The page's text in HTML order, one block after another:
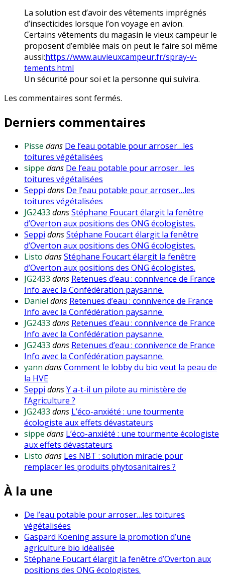
La solution est d’avoir des vêtements imprégnés
d’insecticides lorsque l’on voyage en avion.
Certains vêtements du magasin le vieux campeur le
proposent d’emblée mais on peut le faire soi même
aussi:https://www.auvieuxcampeur.fr/spray-v-
tements.html
Un sécurité pour soi et la personne qui suivira.
Les commentaires sont fermés.
Derniers commentaires
Pisse dans De l’eau potable pour arroser…les
toitures végétalisées
sippe dans De l’eau potable pour arroser…les
toitures végétalisées
Seppi dans De l’eau potable pour arroser…les
toitures végétalisées
JG2433 dansStéphane Foucart élargit la fenêtre
d’Overton aux positions des ONG écologistes.
Seppi dansStéphane Foucart élargit la fenêtre
d’Overton aux positions des ONG écologistes.
Listo dansStéphane Foucart élargit la fenêtre
d’Overton aux positions des ONG écologistes.
JG2433 dans Retenues d’eau : connivence de France
Info avec la Confédération paysanne.
Daniel dans Retenues d’eau : connivence de France
Info avec la Confédération paysanne.
JG2433 dans Retenues d’eau : connivence de France
Info avec la Confédération paysanne.
JG2433 dans Retenues d’eau : connivence de France
Info avec la Confédération paysanne.
yann dansComment le lobby du bio veut la peau de
la HVE
Seppi dansY a-t-il un pilote au ministère de
l’Agriculture ?
JG2433 dans L’éco-anxiété : une tourmente
écologiste aux effets dévastateurs
sippe dans L’éco-anxiété : une tourmente écologiste
aux effets dévastateurs
Listo dans Les NBT : solution miracle pour
remplacer les produits phytosanitaires ?
À la une
De l’eau potable pour arroser…les toitures
végétalisées
Gaspard Koening assure la promotion d’une
agriculture bio idéalisée
Stéphane Foucart élargit la fenêtre d’Overton aux
positions des ONG écologistes.